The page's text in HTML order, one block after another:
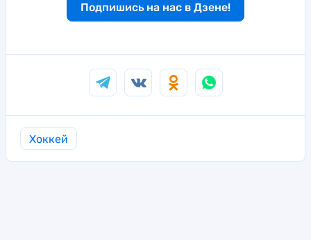
Подпишись на нас в Дзене!
Хоккей